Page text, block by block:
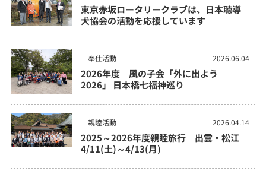
東京赤坂ロータリークラブは、日本聴導
犬協会の活動を応援しています
奉仕活動 2026.06.04
2026年度 風の子会「外に出よう
2026」 日本橋七福神巡り
親睦活動 2026.04.14
2025～2026年度親睦旅行 出雲・松江
4/11(土)～4/13(月)